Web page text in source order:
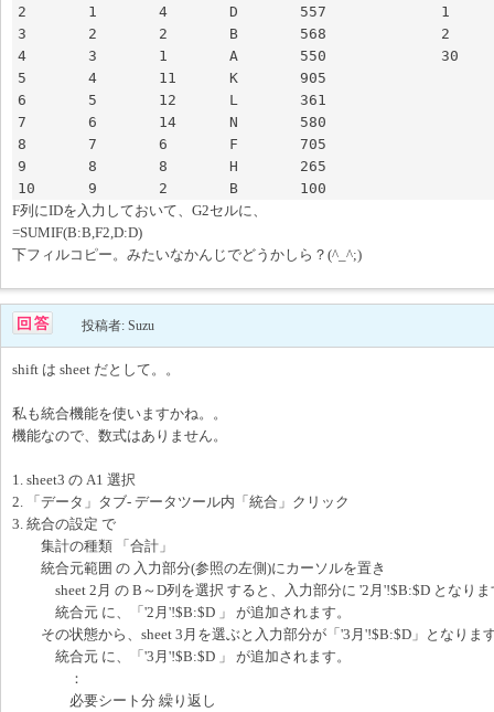
2	1	4	D	557		1	550
3	2	2	B	568		2	668
4	3	1	A	550		30	0
5	4	11	K	905
6	5	12	L	361
7	6	14	N	580
8	7	6	F	705
9	8	8	H	265
F列にIDを入力しておいて、G2セルに、
=SUMIF(B:B,F2,D:D)
下フィルコピー。みたいなかんじでどうかしら？(^_^;)
投稿者: Suzu
shift は sheet だとして。。
私も統合機能を使いますかね。。
機能なので、数式はありません。
1. sheet3 の A1 選択
2. 「データ」タブ- データツール内「統合」クリック
3. 統合の設定 で
集計の種類 「合計」
統合元範囲 の 入力部分(参照の左側)にカーソルを置き
sheet 2月 の B～D列を選択 すると、入力部分に '2月'!$B:$D となりま
統合元 に、「'2月'!$B:$D 」 が追加されます。
その状態から、sheet 3月を選ぶと入力部分が「'3月'!$B:$D」となりま
統合元 に、「'3月'!$B:$D 」 が追加されます。
：
必要シート分 繰り返し